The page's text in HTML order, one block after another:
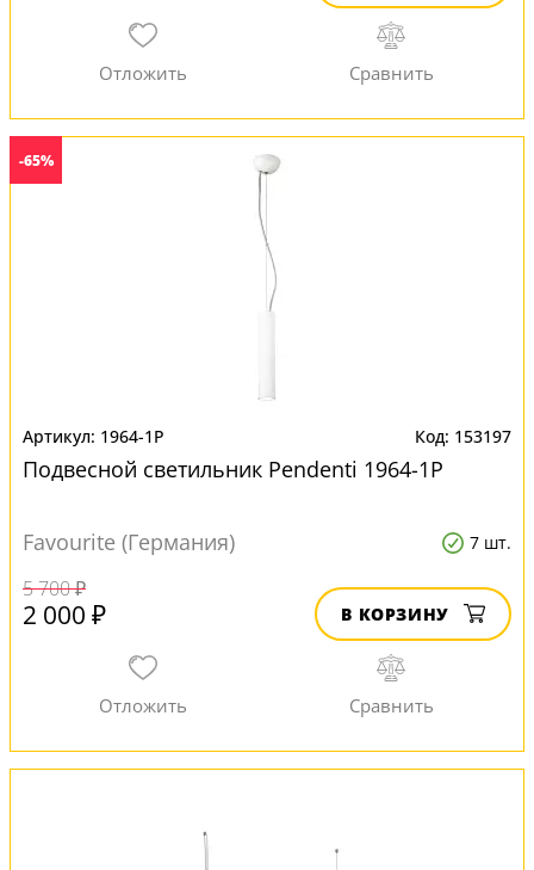
-65%
1964-1P 153197
Подвесной светильник Pendenti 1964-1P
Favourite (Германия) 7 шт.
5 700 ₽
2 000 ₽ В КОРЗИНУ